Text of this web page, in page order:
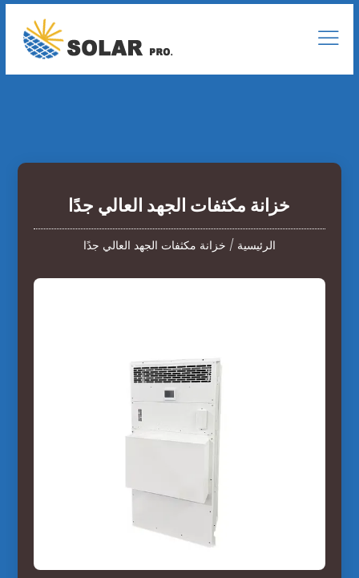
خزانة مكثفات الجهد العالي جدًا
الرئيسية / خزانة مكثفات الجهد العالي جدًا